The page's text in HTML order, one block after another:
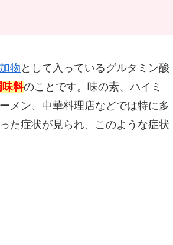
物として入っているグルタミン酸
味料のことです。味の素、ハイミ
メン、中華料理店などでは特に多
た症状が見られ、このような症状